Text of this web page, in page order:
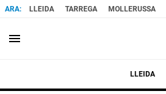
LLEIDA TARREGA MOLLERUSSA
menu
LLEIDA